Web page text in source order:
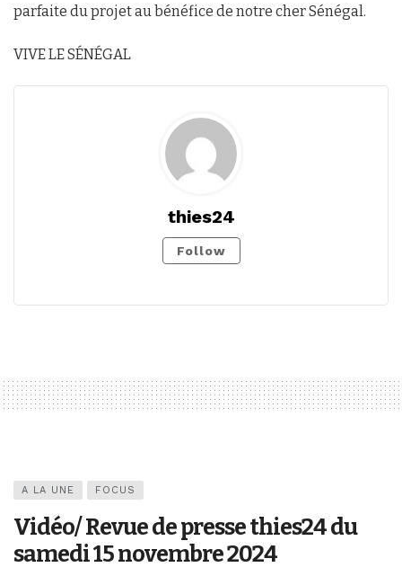
parfaite du projet au bénéfice de notre cher Sénégal.
VIVE LE SÉNÉGAL
thies24
Follow
A LA UNE FOCUS
Vidéo/ Revue de presse thies24 du
samedi 15 novembre 2024